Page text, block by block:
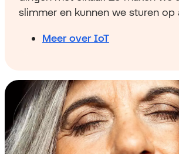
slimmer en kunnen we sturen op
Meer over IoT